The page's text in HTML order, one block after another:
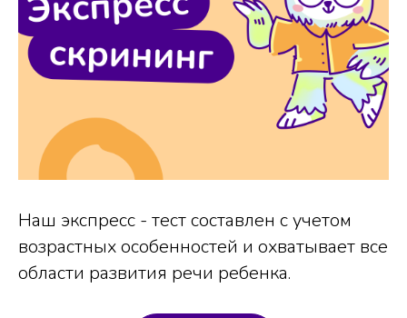
Наш экспресс - тест составлен с учетом
возрастных особенностей и охватывает все
области развития речи ребенка.